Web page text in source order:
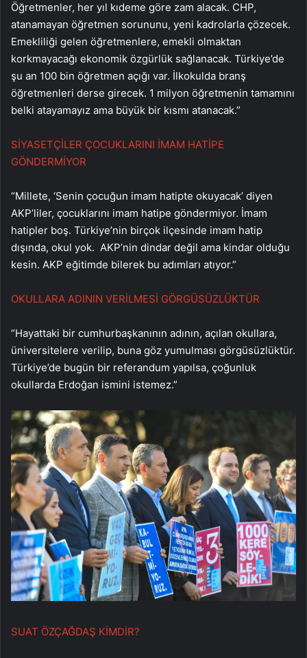
Öğretmenler, her yıl kıdeme göre zam alacak. CHP,
atanamayan öğretmen sorununu, yeni kadrolarla çözecek.
Emekliliği gelen öğretmenlere, emekli olmaktan
korkmayacağı ekonomik özgürlük sağlanacak. Türkiye’de
şu an 100 bin öğretmen açığı var. İlkokulda branş
öğretmenleri derse girecek. 1 milyon öğretmenin tamamını
belki atayamayız ama büyük bir kısmı atanacak.”
SİYASETÇİLER ÇOCUKLARINI İMAM HATİPE
GÖNDERMİYOR
“Millete, ‘Senin çocuğun imam hatipte okuyacak’ diyen
AKP’liler, çocuklarını imam hatipe göndermiyor. İmam
hatipler boş. Türkiye’nin birçok ilçesinde imam hatip
dışında, okul yok. AKP’nin dindar değil ama kindar olduğu
kesin. AKP eğitimde bilerek bu adımları atıyor.”
OKULLARA ADININ VERİLMESİ GÖRGÜSÜZLÜKTÜR
“Hayattaki bir cumhurbaşkanının adının, açılan okullara,
üniversitelere verilip, buna göz yumulması görgüsüzlüktür.
Türkiye’de bugün bir referandum yapılsa, çoğunluk
okullarda Erdoğan ismini istemez.”
SUAT ÖZÇAĞDAŞ KİMDİR?